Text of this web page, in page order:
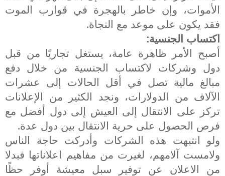
الأموات، وإن خاطر بالهجرة في قوارب الموت
فقد يكون على موعد مع النجاة.
اكتساب الجنسية:
أصبح الأمر ظاهرة عامة، يستغل تجاريًا من قبل
دول وشركات لاكتساب الجنسية من خلال دفع
مبالغ مالية تصل في أقل الحالات إلى عشرات
الآلاف من الدولارات، ونجد الكثير من الإعلانات
تركز على الانتقال إلى العيش إلى دول أفضل مع
فرص الحصول على حرية الانتقال بين دول عدة.
ولو انتبهت هذه الشركات وأدركت حاجة الناس
ولامست آلامهم، لغيرت من مفاهيم اعلاناتها فبدلا
من الاعلان عن توفير سبل معيشة أوفر حظًا